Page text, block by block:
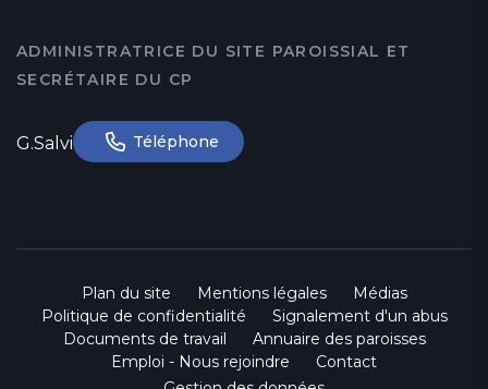
ADMINISTRATRICE DU SITE PAROISSIAL ET
SECRÉTAIRE DU CP
G.Salvi Téléphone
Plan du site Mentions légales
Médias
Politique de confidentialité
Signalement d'un abus
Documents de travail
Annuaire des paroisses
Emploi - Nous rejoindre
Contact